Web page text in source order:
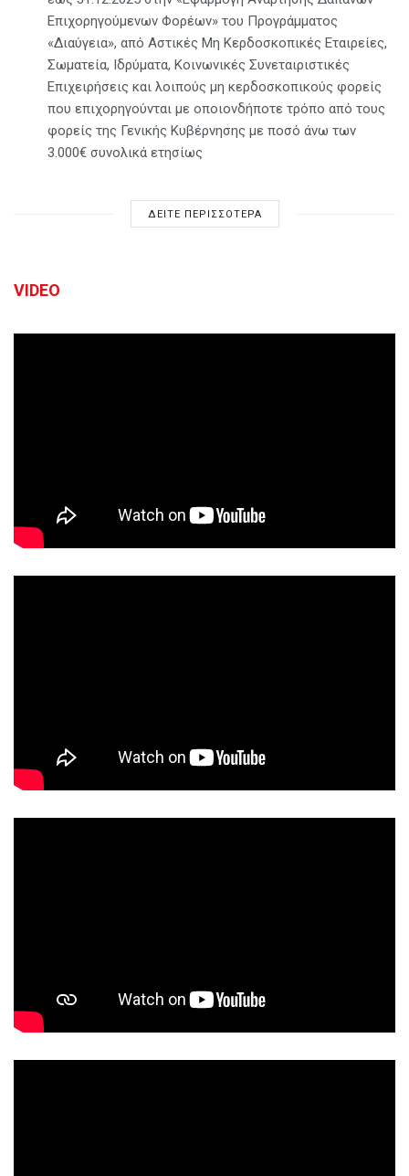
Επιχορηγούμενων Φορέων» του Προγράμματος
«Διαύγεια», από Αστικές Μη Κερδοσκοπικές Εταιρείες,
Σωματεία, Ιδρύματα, Κοινωνικές Συνεταιριστικές
Επιχειρήσεις και λοιπούς μη κερδοσκοπικούς φορείς
που επιχορηγούνται με οποιονδήποτε τρόπο από τους
φορείς της Γενικής Κυβέρνησης με ποσό άνω των
3.000€ συνολικά ετησίως
ΔΕΙΤΕ ΠΕΡΙΣΣΟΤΕΡΑ
VIDEO